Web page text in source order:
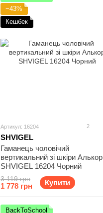
−43%
Кешбек
Артикул: 16204 2
SHVIGEL
Гаманець чоловічий
вертикальний зі шкіри Алькор
SHVIGEL 16204 Чорний
3 119 грн
1 778 грн Купити
BackToSchool